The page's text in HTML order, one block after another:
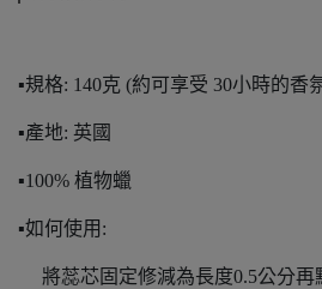
▪️規格: 140克 (約可享受 30小時的香
▪️產地: 英國
▪️100% 植物蠟
▪️如何使用:
將蕊芯固定修減為長度0.5公分再